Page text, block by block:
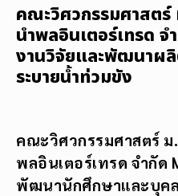
คณะวิศวกรรมศาสต
นำพลอินเตอร์เทรด
งานวิจัยและพัฒนาผ
ระบายน้ำท่วมขัง
คณะวิศวกรรมศาสตร์
พลอินเตอร์เทรด จำกัด
พัฒนานักศึกษาและบุคล